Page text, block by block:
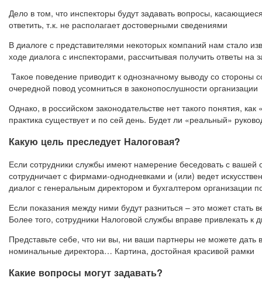
Дело в том, что инспекторы будут задавать вопросы,
ответить, т.к. не располагает достоверными сведениями
В диалоге с представителями некоторых компаний нам стало
ходе диалога с инспекторами, рассчитывая получить ответы на
Такое поведение приводит к однозначному выводу со стороны
очередной повод усомниться в законопослушности организации
Однако, в российском законодательстве нет такого понятия,
практика существует и по сей день. Будет ли «реальный»
Какую цель преследует Налоговая?
Если сотрудники службы имеют намерение беседовать с вашей
сотрудничает с фирмами-однодневками и (или) ведет
диалог с генеральным директором и бухгалтером организации
Если показания между ними будут разниться – это может
Более того, сотрудники Налоговой службы вправе привлекать
Представьте себе, что ни вы, ни ваши партнеры не можете
номинальные директора… Картина, достойная красивой рамки
Какие вопросы могут задавать?